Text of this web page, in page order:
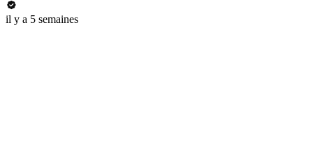
il y a 5 semaines